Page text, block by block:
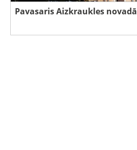
Pavasaris Aizkraukles novadā